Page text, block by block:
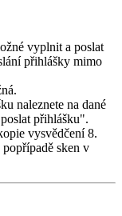
vyplnit a poslat
přihlášky mimo
naleznete na dané
přihlášku".
vysvědčení 8.
sken v